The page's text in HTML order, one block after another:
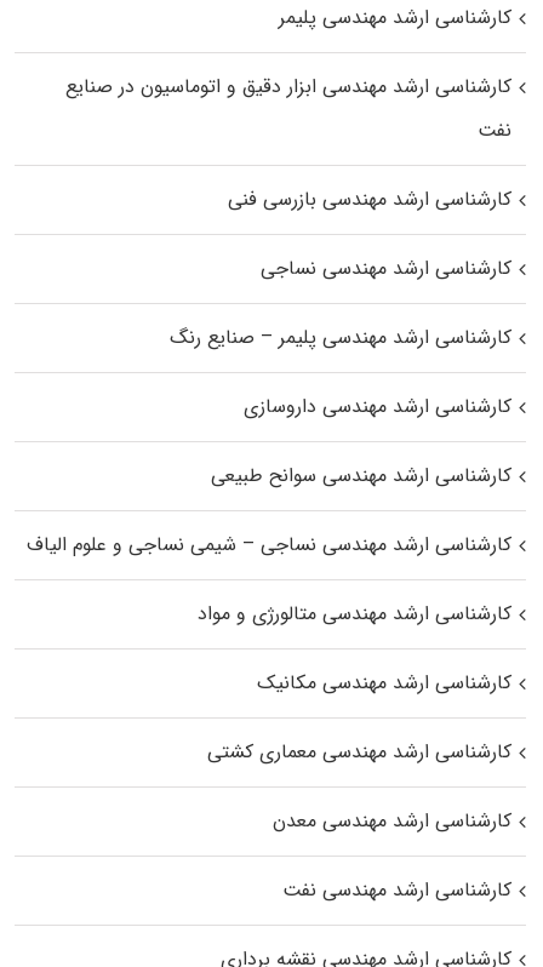
کارشناسی ارشد مهندسی پلیمر
کارشناسی ارشد مهندسی ابزار دقیق و اتوماسیون در صنایع
نفت
کارشناسی ارشد مهندسی بازرسی فنی
کارشناسی ارشد مهندسی نساجی
کارشناسی ارشد مهندسی پلیمر – صنایع رنگ
کارشناسی ارشد مهندسی داروسازی
کارشناسی ارشد مهندسی سوانح طبیعی
کارشناسی ارشد مهندسی نساجی – شیمی نساجی و علوم الیاف
کارشناسی ارشد مهندسی متالورژی و مواد
کارشناسی ارشد مهندسی مکانیک
کارشناسی ارشد مهندسی معماری کشتی
کارشناسی ارشد مهندسی معدن
کارشناسی ارشد مهندسی نفت
کارشناسی ارشد مهندسی نقشه برداری